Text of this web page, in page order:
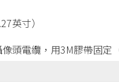
英寸）
頭電纜，用3M膠帶固